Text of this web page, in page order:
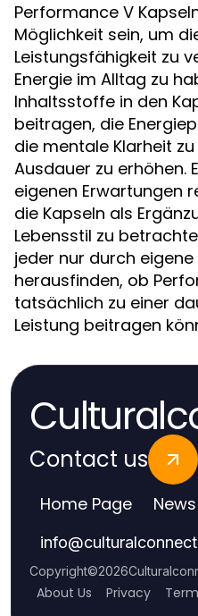
Performance V
Möglichkeit sein, um
Leistungsfähigkeit zu
Energie im Alltag zu
Inhaltsstoffe in den
beitragen, die
die mentale Klarheit
Ausdauer zu erhöhen.
eigenen Erwartungen
die Kapseln als
Lebensstil zu
jeder nur durch eigene
herausfinden, ob
tatsächlich zu einer
Leistung beitragen
Contact us
Home Page News
info@
Copyright©2026
About Us Privacy